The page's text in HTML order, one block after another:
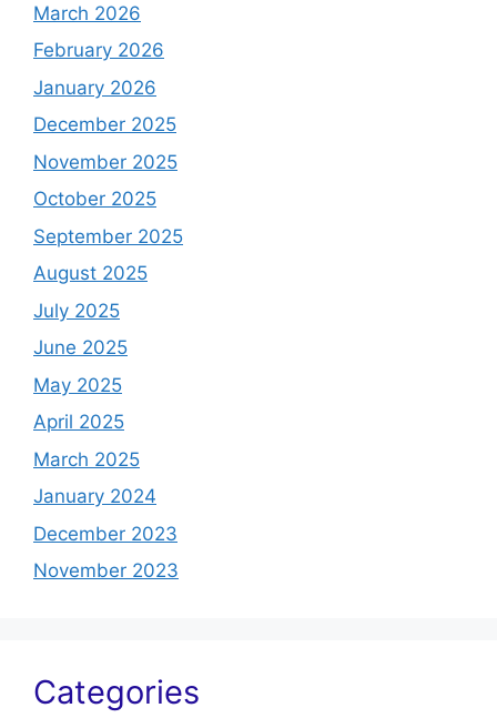
March 2026
February 2026
January 2026
December 2025
November 2025
October 2025
September 2025
August 2025
July 2025
June 2025
May 2025
April 2025
March 2025
January 2024
December 2023
November 2023
Categories